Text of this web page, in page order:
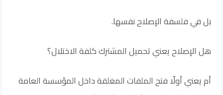
بل في فلسفة الإصلاح نفسها.
هل الإصلاح يعني تحميل المشترك كلفة الاختلال؟
أم يعني أولًا فتح الملفات المغلقة داخل المؤسسة العامة